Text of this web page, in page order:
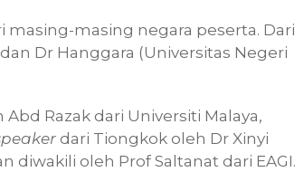
masing negara peserta. Dari
Dr Hanggara (Universitas Negeri
Razak dari Universiti Malaya,
dari Tiongkok oleh Dr Xinyi
diwakili oleh Prof Saltanat dari EAGI.